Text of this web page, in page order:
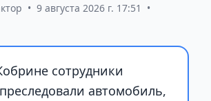
• 9 августа 2026 г. 17:51
•
сотрудники
автомобиль,